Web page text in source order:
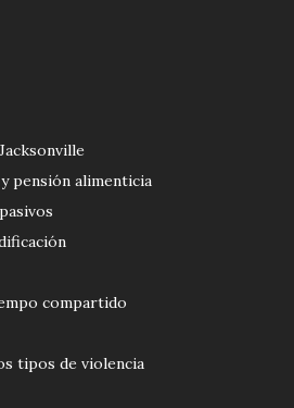
pensión alimenticia
compartido
tipos de violencia